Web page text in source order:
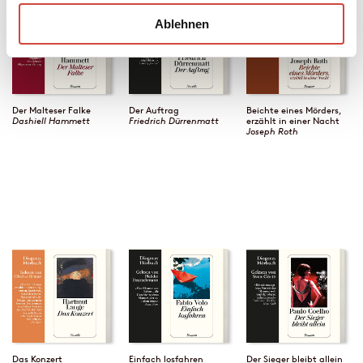
Ablehnen
Der Malteser Falke
Dashiell Hammett
Der Auftrag
Friedrich Dürrenmatt
Beichte eines Mörders,
erzählt in einer Nacht
Joseph Roth
Das Konzert Einfach losfahren Der Sieger bleibt allein